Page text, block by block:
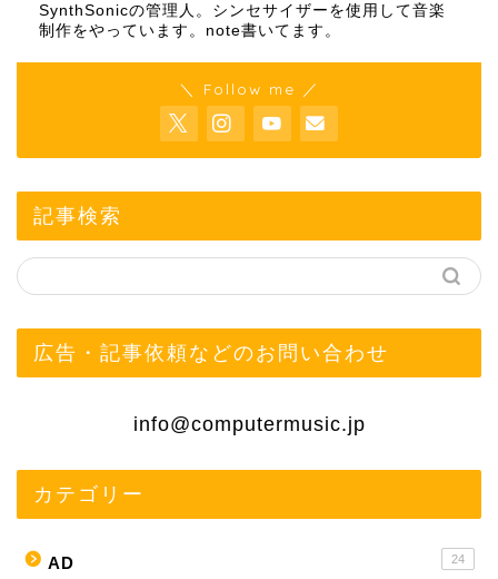
SynthSonicの管理人。シンセサイザーを使用して音楽
制作をやっています。 note書いてます。
＼ Follow me ／
記事検索
広告・記事依頼などのお問い合わせ
info@computermusic.jp
カテゴリー
AD 24